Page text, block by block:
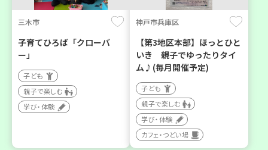
三木市
子育てひろば「クローバ
ー」
子ども
親子で楽しむ
学び・体験
神戸市兵庫区
【第3地区本部】ほっとひと
いき 親子でゆったりタイ
ム♪(毎月開催予定)
子ども
親子で楽しむ
学び・体験
カフェ・つどい場